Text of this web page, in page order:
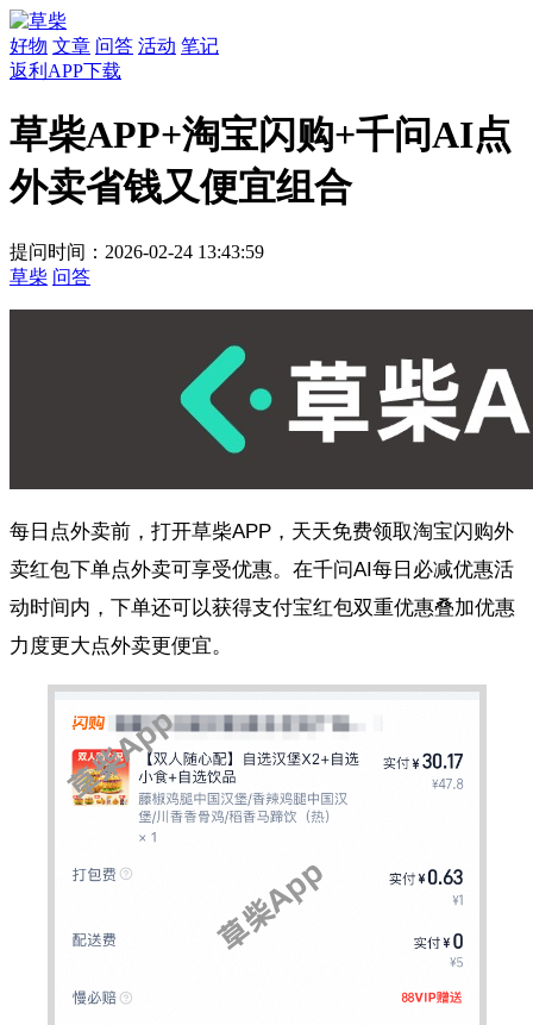
好物 文章 问答 活动 笔记
返利APP下载
草柴APP+淘宝闪购+千问AI点
外卖省钱又便宜组合
提问时间：2026-02-24 13:43:59
草柴 问答
每日点外卖前，打开草柴APP，天天免费领取淘宝闪购外
卖红包下单点外卖可享受优惠。在千问AI每日必减优惠活
动时间内，下单还可以获得支付宝红包双重优惠叠加优惠
力度更大点外卖更便宜。